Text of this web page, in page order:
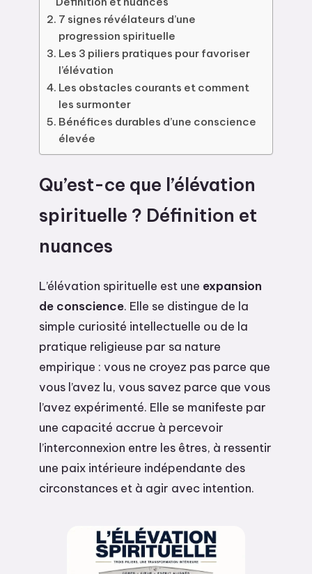
7 signes révélateurs d’une
progression spirituelle
Les 3 piliers pratiques pour favoriser
l’élévation
Les obstacles courants et comment
les surmonter
Bénéfices durables d’une conscience
élevée
Qu’est-ce que l’élévation
spirituelle ? Définition et
nuances
L’élévation spirituelle est une expansion
de conscience. Elle se distingue de la
simple curiosité intellectuelle ou de la
pratique religieuse par sa nature
empirique : vous ne croyez pas parce que
vous l’avez lu, vous savez parce que vous
l’avez expérimenté. Elle se manifeste par
une capacité accrue à percevoir
l’interconnexion entre les êtres, à ressentir
une paix intérieure indépendante des
circonstances et à agir avec intention.